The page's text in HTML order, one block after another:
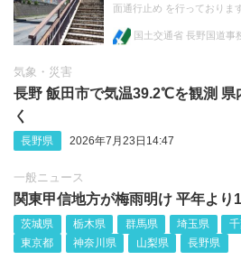
面通行止め を行っておりま
国土交通省 長野国道事
気象・災害
長野 飯田市で気温39.2℃を観測 県
く
長野県 2026年7月23日14:47
一般ニュース
関東甲信地方が梅雨明け 平年より
茨城県 栃木県 群馬県 埼玉県
東京都
神奈川県 山梨県 長野県